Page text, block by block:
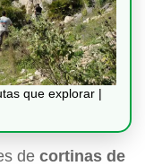
que explorar |
de cortinas de